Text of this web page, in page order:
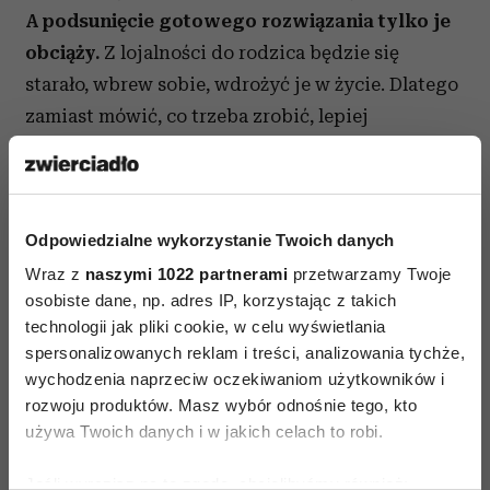
Odpowiedzialne wykorzystanie Twoich danych
Wraz z naszymi 1022 partnerami przetwarzamy Twoje
osobiste dane, np. adres IP, korzystając z takich
technologii jak pliki cookie, w celu wyświetlania
spersonalizowanych reklam i treści, analizowania tychże,
wychodzenia naprzeciw oczekiwaniom użytkowników i
rozwoju produktów. Masz wybór odnośnie tego, kto
używa Twoich danych i w jakich celach to robi.
A podsunięcie gotowego rozwiązania tylko je
obciąży. Z lojalności do rodzica będzie się
starało, wbrew sobie, wdrożyć je w życie. Dlatego
zamiast mówić, co trzeba zrobić, lepiej
wszystkich. Na zasadzie „Gdy koleżanka mną
manipuluje, mogę: spokojnie z nią porozmawiać,
napisać do niej list i poprosić, żeby tak nie robiła,
spotkać się w towarzystwie rodziców i o tym
porozmawiać, poskarżyć się wychowawczyni, jej
rodzicom, powiedzieć innym dzieciom w klasie,
jaka jest niedobra i co mi robi, przestać się do